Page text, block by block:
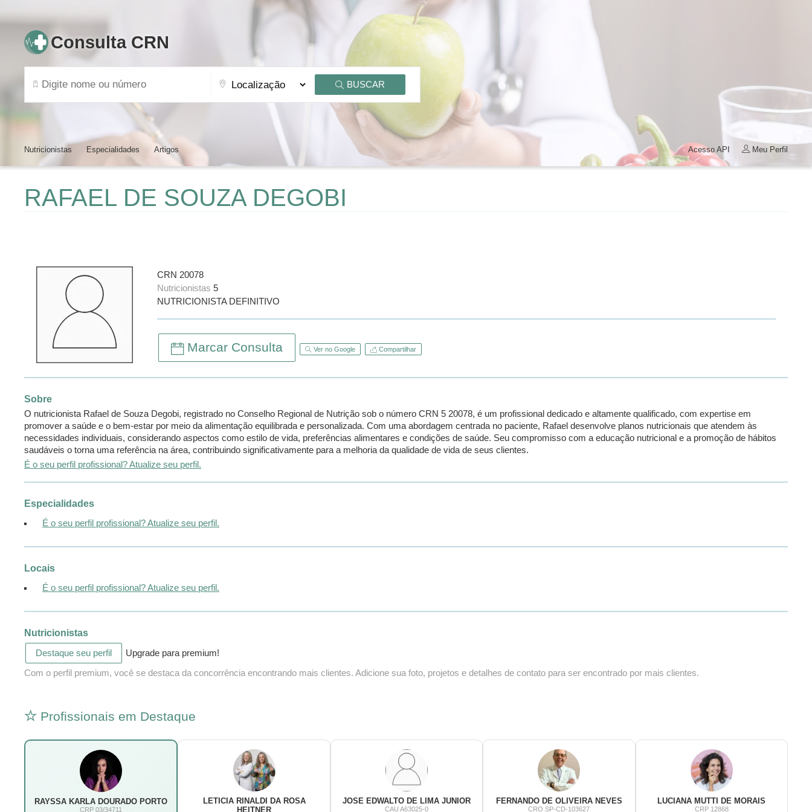
Consulta CRN
BUSCAR
Nutricionistas Especialidades Artigos Meu Perfil
Acesso API
RAFAEL DE SOUZA DEGOBI
CRN 20078
Nutricionistas 5
NUTRICIONISTA DEFINITIVO
Marcar Consulta Ver no Google Compartilhar
Sobre
O nutricionista Rafael de Souza Degobi, registrado no Conselho Regional de Nutrição sob o número CRN 5 20078, é um profissional dedicado e altamente qualificado, com expertise em
promover a saúde e o bem-estar por meio da alimentação equilibrada e personalizada. Com uma abordagem centrada no paciente, Rafael desenvolve planos nutricionais que atendem às
necessidades individuais, considerando aspectos como estilo de vida, preferências alimentares e condições de saúde. Seu compromisso com a educação nutricional e a promoção de hábitos
saudáveis o torna uma referência na área, contribuindo significativamente para a melhoria da qualidade de vida de seus clientes.
É o seu perfil profissional? Atualize seu perfil.
Especialidades
É o seu perfil profissional? Atualize seu perfil.
Locais
É o seu perfil profissional? Atualize seu perfil.
Nutricionistas
Destaque seu perfil Upgrade para premium!
Com o perfil premium, você se destaca da concorrência encontrando mais clientes. Adicione sua foto, projetos e detalhes de contato para ser encontrado por mais clientes.
Profissionais em Destaque
RAYSSA KARLA DOURADO PORTO
CRP 03/34711
LETICIA RINALDI DA ROSA
HEITNER
JOSE EDWALTO DE LIMA JUNIOR
CAU A63025-0
FERNANDO DE OLIVEIRA NEVES
CRO SP-CD-103627
LUCIANA MUTTI DE MORAIS
CRP 12868